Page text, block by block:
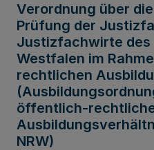
Verordnung über
Prüfung der
Justizfachwirte des
Westfalen im
rechtlichen
öffentlich-
NRW)